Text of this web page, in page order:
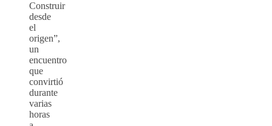
Construir
desde
el
origen”,
un
encuentro
que
convirtió
durante
varias
horas